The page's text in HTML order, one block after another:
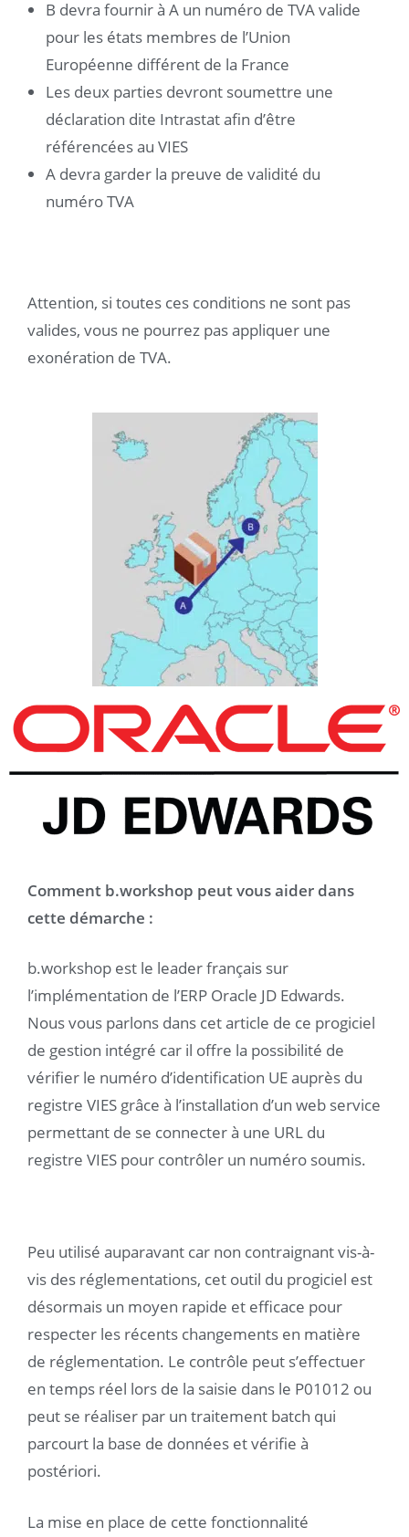
B devra fournir à A un numéro de TVA valide
pour les états membres de l’Union
Européenne différent de la France
Les deux parties devront soumettre une
déclaration dite Intrastat afin d’être
référencées au VIES
A devra garder la preuve de validité du
numéro TVA
Attention, si toutes ces conditions ne sont pas
valides, vous ne pourrez pas appliquer une
exonération de TVA.
Comment b.workshop peut vous aider dans
cette démarche :
b.workshop est le leader français sur
l’implémentation de l’ERP Oracle JD Edwards.
Nous vous parlons dans cet article de ce progiciel
de gestion intégré car il offre la possibilité de
vérifier le numéro d’identification UE auprès du
registre VIES grâce à l’installation d’un web service
permettant de se connecter à une URL du
registre VIES pour contrôler un numéro soumis.
Peu utilisé auparavant car non contraignant vis-à-
vis des réglementations, cet outil du progiciel est
désormais un moyen rapide et efficace pour
respecter les récents changements en matière
de réglementation. Le contrôle peut s’effectuer
en temps réel lors de la saisie dans le P01012 ou
peut se réaliser par un traitement batch qui
parcourt la base de données et vérifie à
postériori.
La mise en place de cette fonctionnalité